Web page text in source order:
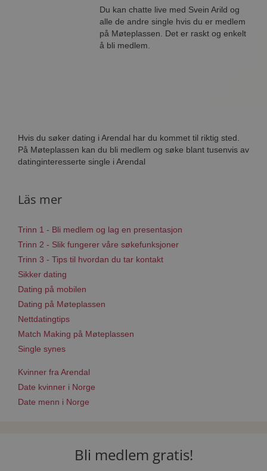
Du kan chatte live med Svein Arild og
alle de andre single hvis du er medlem
på Møteplassen. Det er raskt og enkelt
å bli medlem.
Hvis du søker dating i Arendal har du kommet til riktig sted.
På Møteplassen kan du bli medlem og søke blant tusenvis av
datinginteresserte single i Arendal
Läs mer
Trinn 1 - Bli medlem og lag en presentasjon
Trinn 2 - Slik fungerer våre søkefunksjoner
Trinn 3 - Tips til hvordan du tar kontakt
Sikker dating
Dating på mobilen
Dating på Møteplassen
Nettdatingtips
Match Making på Møteplassen
Single synes
Kvinner fra Arendal
Date kvinner i Norge
Date menn i Norge
Bli medlem gratis!